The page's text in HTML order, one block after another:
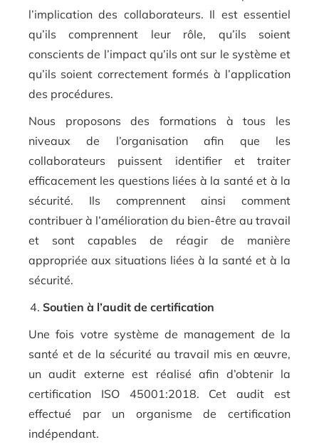
l’implication des collaborateurs. Il est essentiel
qu’ils comprennent leur rôle, qu’ils soient
conscients de l’impact qu’ils ont sur le système et
qu’ils soient correctement formés à l’application
des procédures.
Nous proposons des formations à tous les
niveaux de l’organisation afin que les
collaborateurs puissent identifier et traiter
efficacement les questions liées à la santé et à la
sécurité. Ils comprennent ainsi comment
contribuer à l’amélioration du bien-être au travail
et sont capables de réagir de manière
appropriée aux situations liées à la santé et à la
sécurité.
Soutien à l’audit de certification
Une fois votre système de management de la
santé et de la sécurité au travail mis en œuvre,
un audit externe est réalisé afin d’obtenir la
certification ISO 45001:2018. Cet audit est
effectué par un organisme de certification
indépendant.